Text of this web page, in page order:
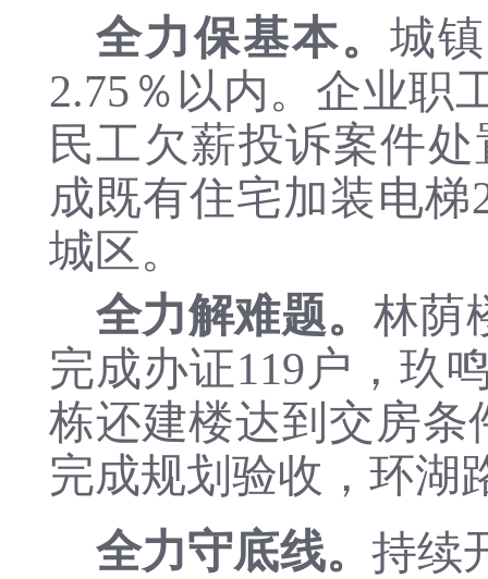
全力保基本。 城
2.75 ％ 以内。 企业职
民工欠薪投诉案件处
成既有住宅加装电梯
城区。
全力解难题。 林荫
完成办证119户，玖
栋还建楼达到交房条
完成规划验收， 环湖
全力守底线。 持续